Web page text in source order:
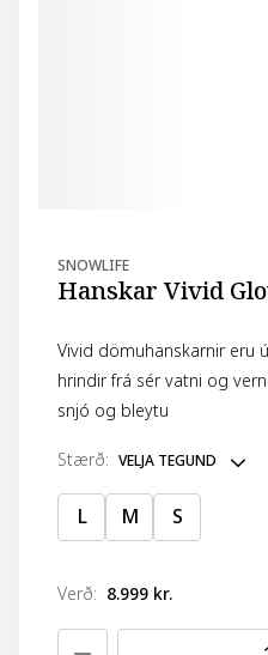
SNOWLIFE
Hanskar Vivid
Vivid dömuhanskarnir eru
hrindir frá sér vatni og
snjó og bleytu
stærð: VELJA TEGUND
L M S
Verð: 8.999 kr.